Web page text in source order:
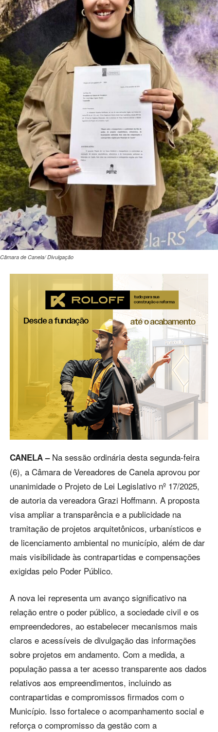
Câmara de Canela/ Divulgação
CANELA –Na sessão ordinária desta segunda-feira
(6), a Câmara de Vereadores de Canela aprovou por
unanimidade o Projeto de Lei Legislativo nº 17/2025,
de autoria da vereadora Grazi Hoffmann. A proposta
visa ampliar a transparência e a publicidade na
tramitação de projetos arquitetônicos, urbanísticos e
de licenciamento ambiental no município, além de dar
mais visibilidade às contrapartidas e compensações
exigidas pelo Poder Público.
A nova lei representa um avanço significativo na
relação entre o poder público, a sociedade civil e os
empreendedores, ao estabelecer mecanismos mais
claros e acessíveis de divulgação das informações
sobre projetos em andamento. Com a medida, a
população passa a ter acesso transparente aos dados
relativos aos empreendimentos, incluindo as
contrapartidas e compromissos firmados com o
Município. Isso fortalece o acompanhamento social e
reforça o compromisso da gestão com a